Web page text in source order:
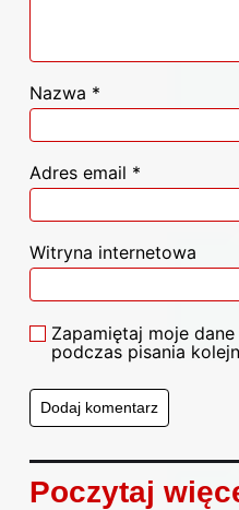
Nazwa *
Adres email *
Witryna internetowa
Zapamiętaj moje
podczas pisania
Poczytaj